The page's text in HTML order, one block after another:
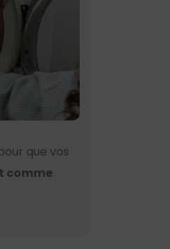
que vos
comme